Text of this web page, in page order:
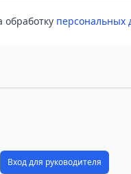
обработку персональных
Вход для руководителя